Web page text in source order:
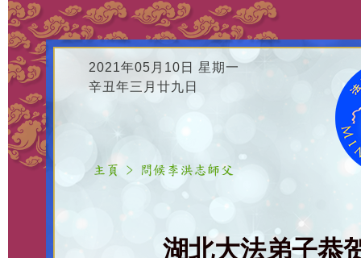
2021年05月10日 星期一
辛丑年三月廿九日
湖北大法弟子恭